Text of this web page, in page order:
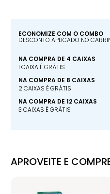
ECONOMIZE COM O COMBO
DESCONTO APLICADO NO
NA COMPRA DE 4 CAIXAS
1 CAIXA É GRÁTIS
NA COMPRA DE 8 CAIXAS
2 CAIXAS É GRÁTIS
NA COMPRA DE 12 CAIXAS
3 CAIXAS É GRÁTIS
APROVEITE E